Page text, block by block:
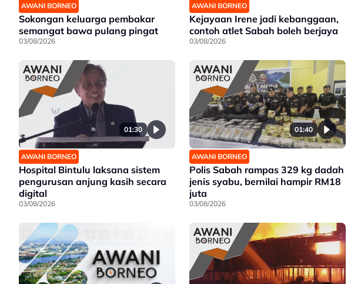
AWANI BORNEO
Sokongan keluarga pembakar
semangat bawa pulang pingat
03/08/2026
AWANI BORNEO
Kejayaan Irene jadi kebanggaan,
contoh atlet Sabah boleh berjaya
03/08/2026
01:30
AWANI BORNEO
Hospital Bintulu laksana sistem
pengurusan anjung kasih secara
digital
03/08/2026
01:40
AWANI BORNEO
Polis Sabah rampas 329 kg dadah
jenis syabu, bernilai hampir RM18
juta
03/08/2026